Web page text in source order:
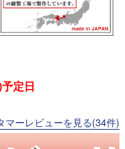
定日
マーレビューを見る(34件)